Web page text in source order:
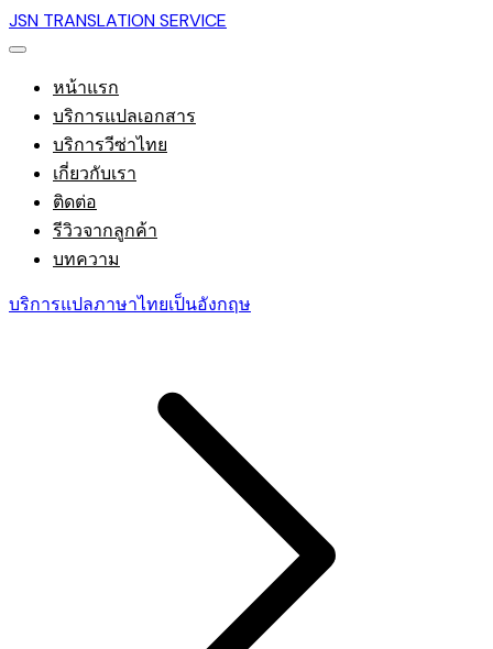
JSN TRANSLATION SERVICE
หน้าแรก
บริการแปลเอกสาร
บริการวีซ่าไทย
เกี่ยวกับเรา
ติดต่อ
รีวิวจากลูกค้า
บทความ
บริการแปลภาษาไทยเป็นอังกฤษ